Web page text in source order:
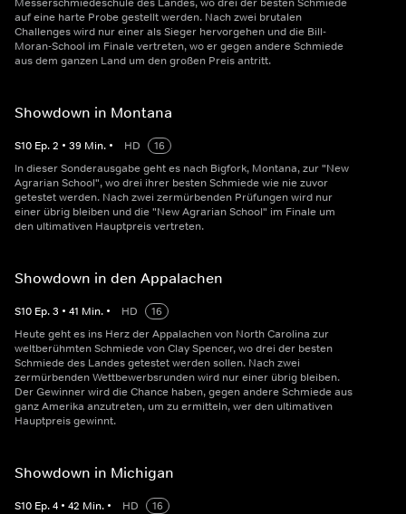
auf eine harte Probe gestellt werden. Nach zwei brutalen
Challenges wird nur einer als Sieger hervorgehen und die Bill-
Moran-School im Finale vertreten, wo er gegen andere Schmiede
aus dem ganzen Land um den großen Preis antritt.
Showdown in Montana
S10 Ep.2 • 39 Min. • HD
16
In dieser Sonderausgabe geht es nach Bigfork, Montana, zur "New
Agrarian School", wo drei ihrer besten Schmiede wie nie zuvor
getestet werden. Nach zwei zermürbenden Prüfungen wird nur
einer übrig bleiben und die "New Agrarian School" im Finale um
den ultimativen Hauptpreis vertreten.
Showdown in den Appalachen
S10 Ep.3 • 41 Min. • HD
16
Heute geht es ins Herz der Appalachen von North Carolina zur
weltberühmten Schmiede von Clay Spencer, wo drei der besten
Schmiede des Landes getestet werden sollen. Nach zwei
zermürbenden Wettbewerbsrunden wird nur einer übrig bleiben.
Der Gewinner wird die Chance haben, gegen andere Schmiede aus
ganz Amerika anzutreten, um zu ermitteln, wer den ultimativen
Hauptpreis gewinnt.
Showdown in Michigan
S10 Ep.4 • 42 Min. • HD
16